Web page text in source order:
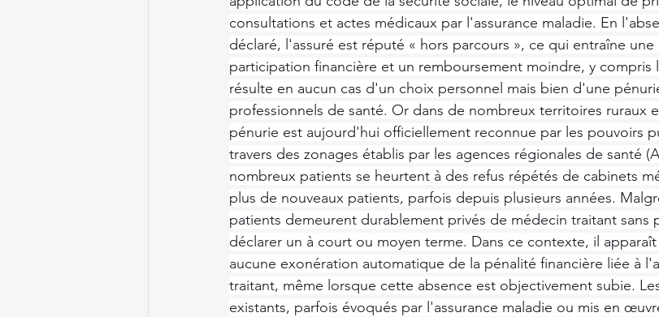
consultations et actes médicaux par l'assurance maladie. En
déclaré, l'assuré est réputé « hors parcours », ce qui entraîne
participation financière et un remboursement moindre, y compris
résulte en aucun cas d'un choix personnel mais bien d'une
professionnels de santé. Or dans de nombreux territoires ruraux
pénurie est aujourd'hui officiellement reconnue par les pouvoirs
travers des zonages établis par les agences régionales de santé
nombreux patients se heurtent à des refus répétés de cabinets
plus de nouveaux patients, parfois depuis plusieurs années.
patients demeurent durablement privés de médecin traitant sans
déclarer un à court ou moyen terme. Dans ce contexte, il
aucune exonération automatique de la pénalité financière liée à
traitant, même lorsque cette absence est objectivement subie.
existants, parfois évoqués par l'assurance maladie ou mis en